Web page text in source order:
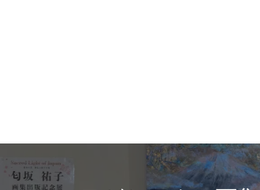
富士ニュース６/２１日